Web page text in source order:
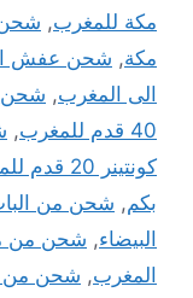
مكة للمغرب, شحن
مكة, شحن عفش
الى المغرب, شحن
40 قدم للمغرب
,
كونتينر 20 قدم للمغرب
بكم, شحن من
البيضاء, شحن من
المغرب, شحن من